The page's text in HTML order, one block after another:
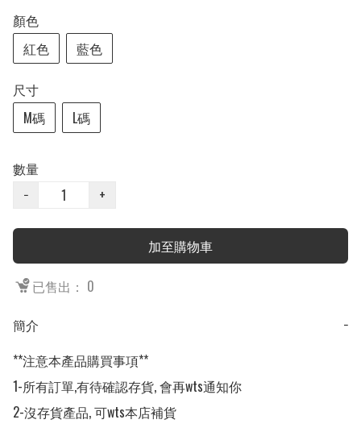
顏色
紅色
藍色
尺寸
M碼
L碼
數量
−
+
加至購物車
已售出： 0
簡介
−
**注意本產品購買事項**
1-所有訂單,有待確認存貨, 會再wts通知你
2-沒存貨產品, 可wts本店補貨